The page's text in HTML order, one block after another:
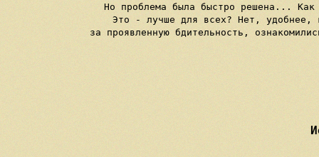
Но проблема была быстро решена... Как
Это - лучше для всех? Нет, удобнее,
за проявленную бдительность,